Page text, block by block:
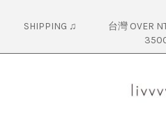
SHIPPING ♫ 台灣 OVER NT